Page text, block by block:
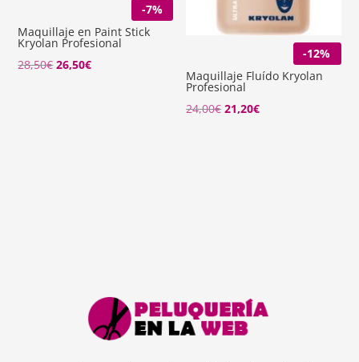
-7%
Maquillaje en Paint Stick
Kryolan Profesional
28,50€El
26,50€El
-12%
Maquillaje Fluído Kryolan
Profesional
24,00€ El
21,20€El